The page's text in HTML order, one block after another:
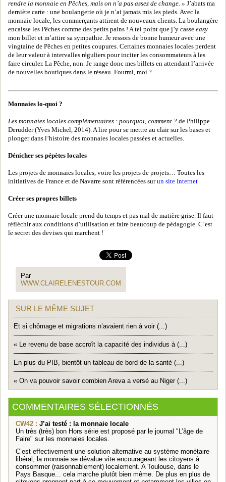
rendre la monnaie en Pêches, mais on n’a pas assez de change. » J’abats ma
dernière carte : une boulangerie où je n’ai jamais mis les pieds. Avec la
monnaie locale, les commerçants attirent de nouveaux clients. La boulangère
encaisse les Pêches comme des petits pains ! A tel point que j’y casse easy
mon billet et m’attire sa sympathie. Je ressors de bonne humeur avec une
vingtaine de Pêches en petites coupures. Certaines monnaies locales perdent
de leur valeur à intervalles réguliers pour inciter les consommateurs à les
faire circuler. La Pêche, non. Je range donc mes billets en attendant l’arrivée
de nouvelles boutiques dans le réseau. Fourmi, moi ?
Monnaies lo-quoi ?
Les monnaies locales complémentaires : pourquoi, comment ? de Philippe
Derudder (Yves Michel, 2014). A lire pour se mettre au clair sur les bases et
plonger dans l’histoire des monnaies locales passées et actuelles.
Dénicher ses pépètes locales
Les projets de monnaies locales, voire les projets de projets… Toutes les
initiatives de France et de Navarre sont référencées surun site Internet
Créer ses propres billets
Créer une monnaie locale prend du temps et pas mal de matière grise. Il faut
réfléchir aux conditions d’utilisation et faire beaucoup de pédagogie. C’est
le secret des devises qui marchent !
Par
WWW.CLAIRELENESTOUR.COM
SUR LE MÊME SUJET
Et si chômage et migrations n’avaient rien à voir (...)
« Le revenu de base accroît la capacité des individus à (...)
En plus du PIB, bientôt un tableau de bord de la santé (...)
« On va pouvoir savoir combien Areva a versé au Niger (...)
COMMENTAIRES SÉLECTIONNÉS
CW42 : J’ai testé : la monnaie locale
Un très (très) bon Hors série est proposé par le journal "L’âge de
Faire" sur les monnaies locales.
C’est effectivement une solution alternative au système monétaire
libéral, la monnaie se dévalue vite encourageant les citoyens à
consommer (raisonnablement) localement. A Toulouse, dans le
Pays Basque... cela marche plutôt bien même. De plus en plus de